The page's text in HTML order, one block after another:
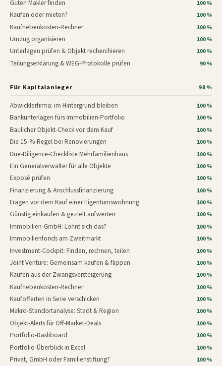
Guten Makler finden 100 %
Kaufen oder mieten? 100 %
Kaufnebenkosten-Rechner 100 %
Umzug organisieren 100 %
Unterlagen prüfen & Objekt recherchieren 100 %
Teilungserklärung & WEG-Protokolle prüfen 90 %
Für Kapitalanleger 98 %
Abwicklerfirma: im Hintergrund bleiben 100 %
Bankunterlagen fürs Immobilien-Portfolio 100 %
Baulicher Objekt-Check vor dem Kauf 100 %
Die 15-%-Regel bei Renovierungen 100 %
Due-Diligence-Checkliste Mehrfamilienhaus 100 %
Ein Generalverwalter für alle Objekte 100 %
Exposé prüfen 100 %
Finanzierung & Anschlussfinanzierung 100 %
Fragen vor dem Kauf einer Eigentumswohnung 100 %
Günstig einkaufen & gezielt aufwerten 100 %
Immobilien-GmbH: Lohnt sich das? 100 %
Immobilienfonds am Zweitmarkt 100 %
Investment-Cockpit: Finden, rechnen, teilen 100 %
Joint Venture: Gemeinsam kaufen & flippen 100 %
Kaufen aus der Zwangsversteigerung 100 %
Kaufnebenkosten-Rechner 100 %
Kaufofferten in Serie verschicken 100 %
Makro-Standortanalyse: Stadt & Region 100 %
Objekt-Alerts für Off-Market-Deals 100 %
Portfolio-Dashboard 100 %
Portfolio-Überblick in Excel 100 %
Privat, GmbH oder Familienstiftung? 100 %